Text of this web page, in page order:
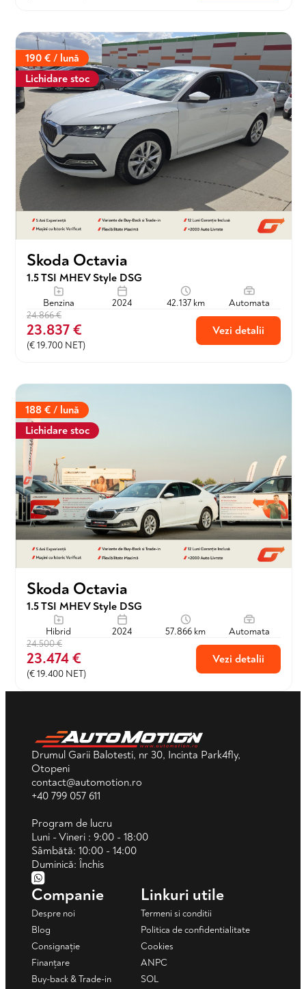
Lichidare stoc
190 € / lună
Skoda Octavia
1.5 TSI MHEV Style DSG
Benzina 2024 42.137 km
Automata
24.866 €
23.837 €
(€ 19.700 NET)
Vezi detalii
Lichidare stoc
188 € / lună
Skoda Octavia
1.5 TSI MHEV Style DSG
Hibrid 2024 57.866 km
Automata
24.500 €
23.474 €
(€ 19.400 NET)
Vezi detalii
Drumul Garii Balotesti, nr 30, Incinta Park4fly,
Otopeni
contact@automotion.ro
+40 799 057 611
Program de lucru
Luni - Vineri : 9:00 - 18:00
Sâmbătă: 10:00 - 14:00
Duminică: Închis
Companie
Despre noi
Blog
Consignație
Finanțare
Buy-back & Trade-in
Linkuri utile
Termeni si conditii
Politica de confidentialitate
Cookies
ANPC
SOL